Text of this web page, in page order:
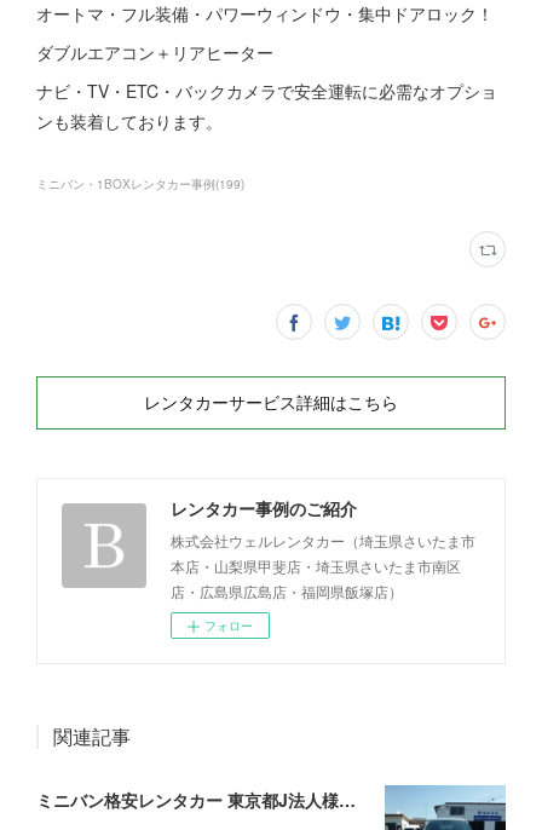
オートマ・フル装備・パワーウィンドウ・集中ドアロック！
ダブルエアコン＋リアヒーター
ナビ・TV・ETC・バックカメラで安全運転に必需なオプショ
ンも装着しております。
ミニバン・1BOXレンタカー事例(199)
レンタカーサービス詳細はこちら
レンタカー事例のご紹介
株式会社ウェルレンタカー（埼玉県さいたま市
本店・山梨県甲斐店・埼玉県さいたま市南区
店・広島県広島店・福岡県飯塚店）
フォロー
関連記事
ミニバン格安レンタカー 東京都J法人様セレナご利用事例（2026.08.07)